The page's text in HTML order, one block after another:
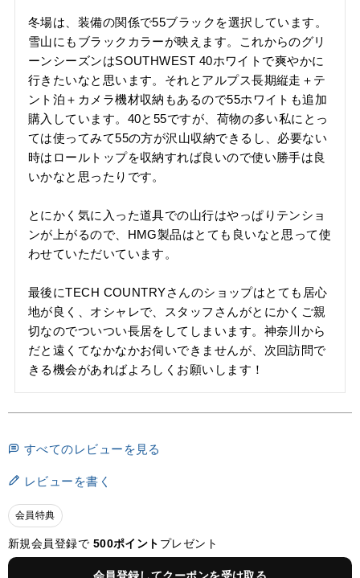
冬場は、装備の関係で55ブラックを選択しています。
雪山にもブラックカラーが映えます。これからのグリ
ーンシーズンはSOUTHWEST 40ホワイトで爽やかに
行きたいなと思います。それとアルプス長期縦走＋テ
ント泊＋カメラ機材収納もあるので55ホワイトも追加
購入しています。40と55ですが、荷物の多い私にとっ
ては使ってみて55の方が沢山収納できるし、必要ない
時はロールトップを収納すれば良いので使い勝手は良
いかなと思ったりです。
とにかく気に入った道具での山行はやっぱりテンショ
ンが上がるので、HMG製品はとても良いなと思って使
わせていただいています。
最後にTECH COUNTRYさんのショップはとても居心
地が良く、オシャレで、スタッフさんがとにかくご親
切なのでついつい長居をしてしまいます。神奈川から
だと遠くてなかなかお伺いできませんが、次回訪問で
きる機会があればよろしくお願いします！
すべてのレビューを見る
レビューを書く
会員特典
新規会員登録で 500ポイント プレゼント